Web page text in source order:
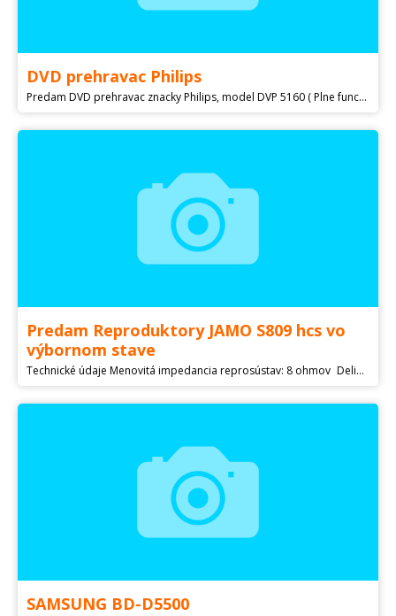
DVD prehravac Philips
Predam DVD prehravac znacky Philips, model DVP 5160 ( Plne funckny, dlhsie odlozeny, kedze sme presli na ine formy pozerania TV a filmov.
Predam Reproduktory JAMO S809 hcs vo
výbornom stave
Technické údaje Menovitá impedancia reprosústav: 8 ohmov Deliaca frekvencia výhybky: 2 kHz Jamo S 809: Frekvenčný rozsah: 37 Hz - 26 kHz (+/- 3dB) Citlivosť: 90 dB Výkon menovitý / špičkový 120 W / 240 W Vysokotónový reproduktor: priemer 25 mm (1") Soft Dome Tweeter Stredobasový reproduktor: 3 x 127 mm (5") basový Polyfiber s hliníkom pokovenou membránou Rozmery: 1042 mm x 191 mm x 252 mm Pripravené na pripojenie priestorových reproduktorov Jamo S 8 ATM Dolby Atmos Jamo S 81 CEN: Frekvenčný rozsah: 71 Hz - 26 kHz (+/- 3dB) Citlivosť: 86 dB Výkon menovitý / špičkový 60 W / 140 W Impedancia: 8 ohmov Vysokotónový reproduktor: priemer 25 mm (1") Soft Dome Tweeter WaveGuide Stredobasový reproduktor: priemer 102 mm (4") basový reproduktor Polyfiber Rozmery: 184 mm x 435 mm x 220 mm Jamo S 801 SUR: Frekvenčný rozsah: 76 Hz - 26 kHz (+/- 3dB) Citlivosť: 85 dB Výkon menovitý / špičkový 60 W / 120 W Vysokotónový reproduktor: priemer 25 mm (1") Soft Dome Tweeter Stredobasový reproduktor: priemer 102 mm (4") basový reproduktor Polyfiber Rozmery: 285 mm x 156 mm x 163 mm Poprosim kontaktovat iba cez SMS alebo mail Dakujem
SAMSUNG BD-D5500